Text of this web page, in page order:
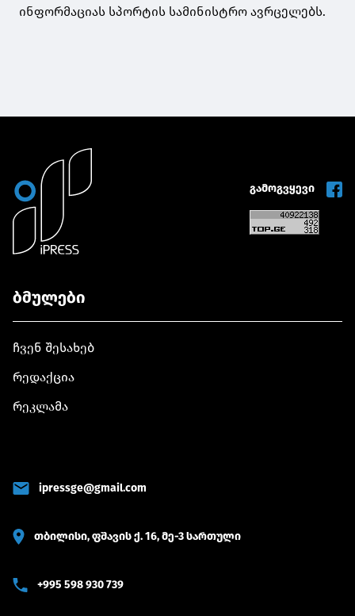
ინფორმაციას სპორტის სამინისტრო ავრცელებს.
გამოგვყევი
ბმულები
ჩვენ შესახებ
რედაქცია
რეკლამა
ipressge@gmail.com
თბილისი, ფშავის ქ. 16, მე-3 სართული
+995 598 930 739